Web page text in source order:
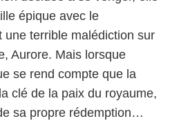
épique avec le
une terrible malédiction sur
Aurore. Mais lorsque
se rend compte que la
clé de la paix du royaume,
sa propre rédemption…